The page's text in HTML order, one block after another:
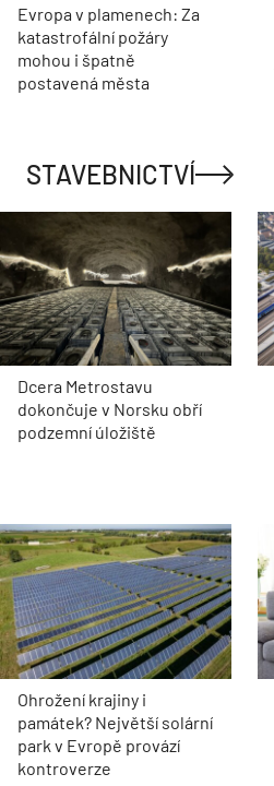
Evropa v plamenech: Za
katastrofální požáry
mohou i špatně
postavená města
STAVEBNICTVÍ
Dcera Metrostavu
dokončuje v Norsku obří
podzemní úložiště
Ohrožení krajiny i
památek? Největší solární
park v Evropě provází
kontroverze